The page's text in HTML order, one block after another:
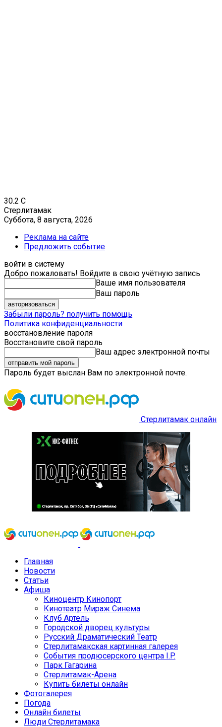
30.2 C
Стерлитамак
Суббота, 8 августа, 2026
Реклама на сайте
Предложить событие
войти в систему
Добро пожаловать! Войдите в свою учётную запись
Ваше имя пользователя
Ваш пароль
Забыли пароль? получить помощь
Политика конфиденциальности
восстановление пароля
Восстановите свой пароль
Ваш адрес электронной почты
Пароль будет выслан Вам по электронной почте.
Стерлитамак онлайн
Главная
Новости
Статьи
Афиша
Киноцентр Кинопорт
Кинотеатр Мираж Синема
Клуб Артель
Городской дворец культуры
Русский Драматический Театр
Стерлитамакская картинная галерея
События продюсерского центра I.P.
Парк Гагарина
Стерлитамак-Арена
Купить билеты онлайн
Фотогалерея
Погода
Онлайн билеты
Люди Стерлитамака